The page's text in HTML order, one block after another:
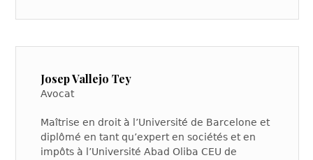
Josep Vallejo Tey
Avocat
Maîtrise en droit à l’Université de Barcelone et
diplômé en tant qu’expert en sociétés et en
impôts à l’Université Abad Oliba CEU de